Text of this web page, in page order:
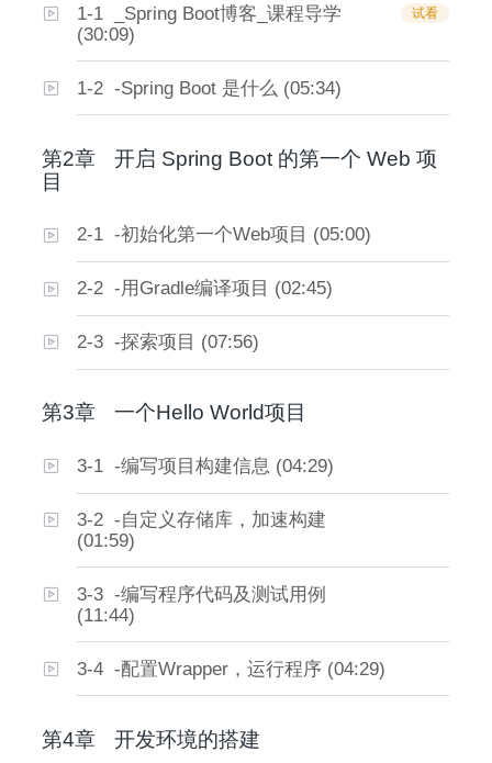
1-1 _Spring Boot博客_课程导学
(30:09)
试看
1-2 -Spring Boot 是什么 (05:34)
第2章
开启 Spring Boot 的第一个 Web 项
目
2-1 -初始化第一个Web项目 (05:00)
2-2 -用Gradle编译项目 (02:45)
2-3 -探索项目 (07:56)
第3章 一个Hello World项目
3-1 -编写项目构建信息 (04:29)
3-2 -自定义存储库，加速构建
(01:59)
3-3 -编写程序代码及测试用例
(11:44)
3-4 -配置Wrapper，运行程序 (04:29)
第4章 开发环境的搭建